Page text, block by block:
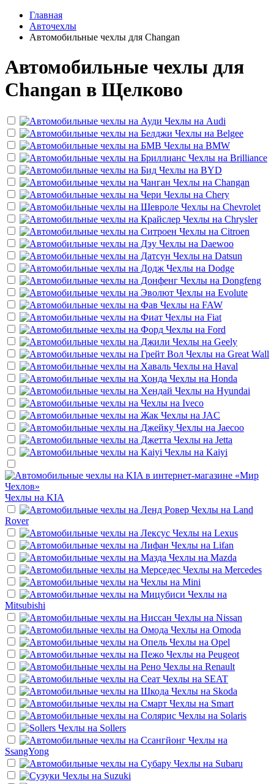
Главная
Авточехлы
Автомобильные чехлы для Changan
Автомобильные чехлы для
Changan в Щелково
Чехлы на Audi
Чехлы на Belgee
Чехлы на BMW
Чехлы на Brilliance
Чехлы на BYD
Чехлы на Changan
Чехлы на Chery
Чехлы на Chevrolet
Чехлы на Chrysler
Чехлы на Citroen
Чехлы на Daewoo
Чехлы на Datsun
Чехлы на Dodge
Чехлы на Dongfeng
Чехлы на Evolute
Чехлы на FAW
Чехлы на Fiat
Чехлы на Ford
Чехлы на Geely
Чехлы на Great Wall
Чехлы на Haval
Чехлы на Honda
Чехлы на Hyundai
Чехлы на Iveco
Чехлы на JAC
Чехлы на Jaecoo
Чехлы на Jetta
Чехлы на Kaiyi
Чехлы на KIA
Чехлы на Land
Rover
Чехлы на Lexus
Чехлы на Lifan
Чехлы на Mazda
Чехлы на Mercedes
Чехлы на Mini
Чехлы на
Mitsubishi
Чехлы на Nissan
Чехлы на Omoda
Чехлы на Opel
Чехлы на Peugeot
Чехлы на Renault
Чехлы на SEAT
Чехлы на Skoda
Чехлы на Smart
Чехлы на Solaris
Чехлы на Sollers
Чехлы на
SsangYong
Чехлы на Subaru
Чехлы на Suzuki